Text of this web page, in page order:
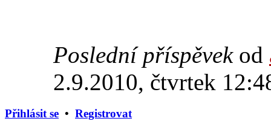
Poslední příspěvekod
2.9.2010, čtvrtek
Přihlásit se • Registrovat